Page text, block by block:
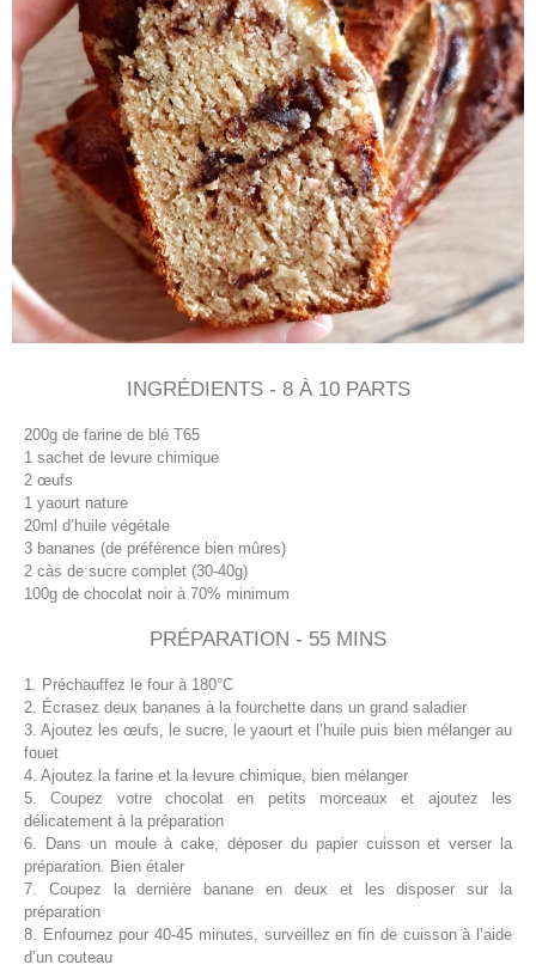
INGRÉDIENTS - 8 À 10 PARTS
200g de farine de blé T65
1 sachet de levure chimique
2 œufs
1 yaourt nature
20ml d’huile végétale
3 bananes (de préférence bien mûres)
2 càs de sucre complet (30-40g)
100g de chocolat noir à 70% minimum
PRÉPARATION - 55 MINS
1. Préchauffez le four à 180°C
2. Écrasez deux bananes à la fourchette dans un grand saladier
3. Ajoutez les œufs, le sucre, le yaourt et l’huile puis bien mélanger au
fouet
4. Ajoutez la farine et la levure chimique, bien mélanger
5. Coupez votre chocolat en petits morceaux et ajoutez les
délicatement à la préparation
6. Dans un moule à cake, déposer du papier cuisson et verser la
préparation. Bien étaler
7. Coupez la dernière banane en deux et les disposer sur la
préparation
8. Enfournez pour 40-45 minutes, surveillez en fin de cuisson à l’aide
d’un couteau